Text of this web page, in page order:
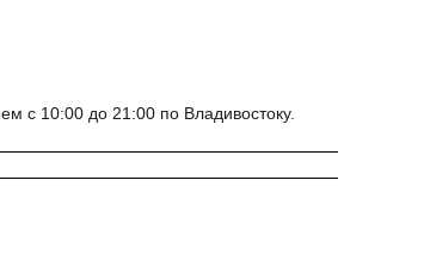
с 10:00 до 21:00 по Владивостоку.